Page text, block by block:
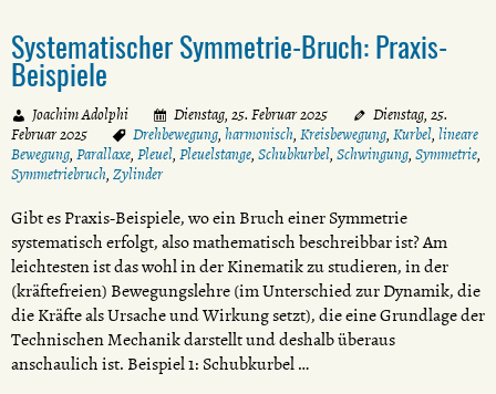
Systematischer Symmetrie-Bruch: Praxis-
Beispiele
Joachim Adolphi Dienstag, 25. Februar 2025
Dienstag, 25.
Februar 2025
Drehbewegung, harmonisch, Kreisbewegung, Kurbel, lineare
Bewegung, Parallaxe, Pleuel, Pleuelstange, Schubkurbel, Schwingung, Symmetrie,
Symmetriebruch, Zylinder
Gibt es Praxis-Beispiele, wo ein Bruch einer Symmetrie
systematisch erfolgt, also mathematisch beschreibbar ist? Am
leichtesten ist das wohl in der Kinematik zu studieren, in der
(kräftefreien) Bewegungslehre (im Unterschied zur Dynamik, die
die Kräfte als Ursache und Wirkung setzt), die eine Grundlage der
Technischen Mechanik darstellt und deshalb überaus
anschaulich ist. Beispiel 1: Schubkurbel …